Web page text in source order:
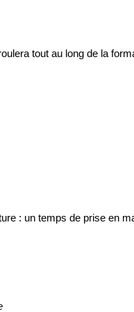
tout au long de la
: un temps de prise en